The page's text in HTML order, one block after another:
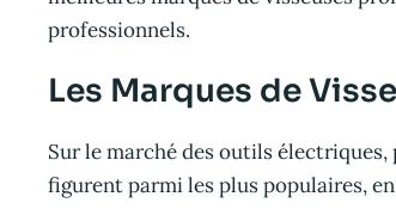
professionnels.
Les Marques de
Sur le marché des outils
figurent parmi les plus populaires,